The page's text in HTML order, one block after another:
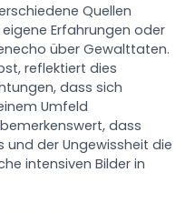
Quellen
Erfahrungen oder
über Gewalttaten.
reflektiert dies
dass sich
Umfeld
dass
und der Ungewissheit die
intensiven Bilder in